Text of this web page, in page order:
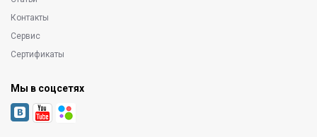
Контакты
Сервис
Сертификаты
Мы в соцсетях